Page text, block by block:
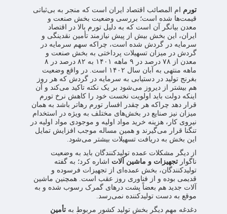
تورم ام المصائب اقتصاد ایران است که منجر به بی‌ثباتی
قیمت‌ها شده است؛ بررسی وضعیت بخش صنعت و
معدن بیانگر آن است که به دلیل تورم بالا در اقتصاد
ایران، این بخش بیش از پیش نیازمند تأمین نقدینگی و
سرمایه در گردش شده است، چراکه سهم سرمایه در
گردش در میزان تسهیلات پرداختی به بخش صنعت و
معدن از ۷۸ درصد در ۹ ماهه ۱۴۰۱ به ۸۲ درصد در ۸
ماهه منتهی به آبان سال ۱۴۰۲ است. در واقع وضعیت
بغرنج تولید در دستیابی به سرمایه در گردش که هر روز
هم بیشتر از دیروز می‌شود بر یک نکته تاکید می‌کند و آن
اینکه دولت باید اولویت نخست خود را کاهش نرخ تورم
قرار دهد چراکه هر چقدر افسار تورم رهاتر باشد به همان
میزان نیز صنایع در بخش‌های مختلف به ویژه در استخدام
نیروی کار، هزینه خرید مواد اولیه و موجودی مواد اولیه در
تنگنا قرار می‌گیرند و همین مساله موجب افزایش تمایل
این بخش به دریافت تسهیلات بیشتر می‌شود.
از دیگر مشکلات عمده تولیدکنندگان باید به وضعیت
ناگوار تجهیزات و ماشین آلات اشاره کرد؛ به گفته
تولیدکنندگان، بخش عمده‌ای از تجهیزات فرسوده و
قدیمی بوده و از فناوری روز عقب است. همچنین ماشین
آلات جدید هم بعضاً پشت درهای گمرک رسوب شده و به
موقع به دست تولیدکننده نمی‌رسد.
دغدغه مهم دیگر بخش تولید کشور مربوط به تأمین